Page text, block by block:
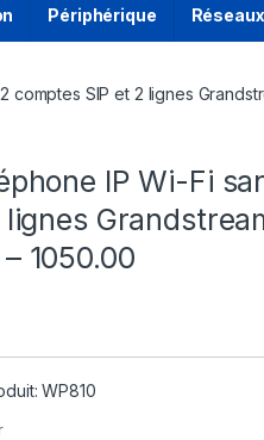
Périphérique
comptes SIP et 2 lignes
IP Wi-Fi
1050.00
WP810